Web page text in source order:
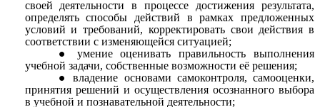
своей деятельности в процессе достижения результата,
определять способы действий в рамках предложенных
условий и требований, корректировать свои действия в
соответствии с изменяющейся ситуацией;
умение оценивать правильность выполнения
учебной задачи, собственные возможности её решения;
владение основами самоконтроля, самооценки,
принятия решений и осуществления осознанного выбора
в учебной и познавательной деятельности;